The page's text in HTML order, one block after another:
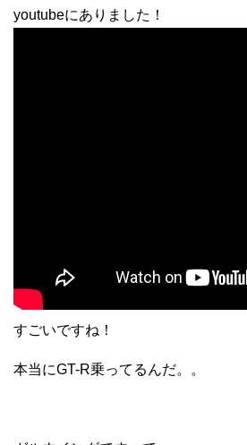
youtubeにありました！
すごいですね！
本当にGT-R乗ってるんだ。。